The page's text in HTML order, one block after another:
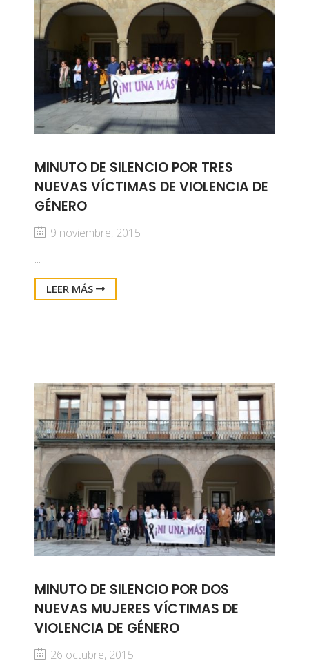
MINUTO DE SILENCIO POR TRES
NUEVAS VÍCTIMAS DE VIOLENCIA DE
GÉNERO
9 noviembre, 2015
...
LEER MÁS
MINUTO DE SILENCIO POR DOS
NUEVAS MUJERES VÍCTIMAS DE
VIOLENCIA DE GÉNERO
26 octubre, 2015